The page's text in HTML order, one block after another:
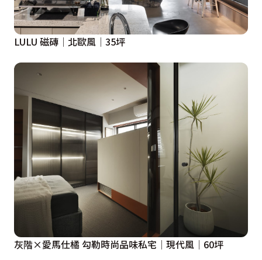
LULU 磁磚│北歐風│35坪
灰階×愛馬仕橘 勾勒時尚品味私宅│現代風│60坪